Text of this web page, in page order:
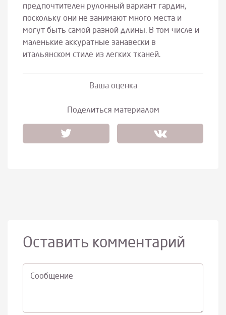
предпочтителен рулонный вариант гардин,
поскольку они не занимают много места и
могут быть самой разной длины. В том числе и
маленькие аккуратные занавески в
итальянском стиле из легких тканей.
Ваша оценка
Поделиться материалом
Оставить комментарий
Cообщение